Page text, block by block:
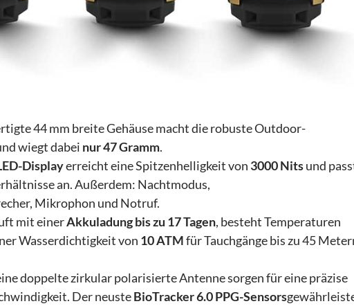
44 mm breite Gehäuse macht die robuste Outdoor-
wiegt dabei nur 47 Gramm.
Displayerreicht eine Spitzenhelligkeit von 3000 Nitsund
an. Außerdem: Nachtmodus,
Mikrophon und Notruf.
mit einerAkkuladung bis zu 17 Tagen, besteht Temperaturen
Wasserdichtigkeit von 10 ATMfür Tauchgänge bis zu 45
doppelte zirkular polarisierte Antenne sorgen für eine präzise
Der neusteBioTracker 6.0 PPG-Sensors